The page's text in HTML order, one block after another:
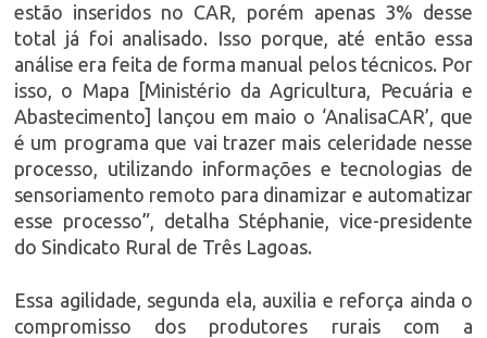
estão inseridos no CAR, porém apenas 3% desse
total já foi analisado. Isso porque, até então essa
análise era feita de forma manual pelos técnicos. Por
isso, o Mapa [Ministério da Agricultura, Pecuária e
Abastecimento] lançou em maio o ‘AnalisaCAR’, que
é um programa que vai trazer mais celeridade nesse
processo, utilizando informações e tecnologias de
sensoriamento remoto para dinamizar e automatizar
esse processo”, detalha Stéphanie, vice-presidente
do Sindicato Rural de Três Lagoas.
Essa agilidade, segunda ela, auxilia e reforça ainda o
compromisso dos produtores rurais com a